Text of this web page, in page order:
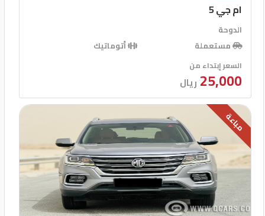
ام جي 5
الدوحة
مستعملة
أتوماتيك
السعر إبتداء من
25,000 ريال
مباعة